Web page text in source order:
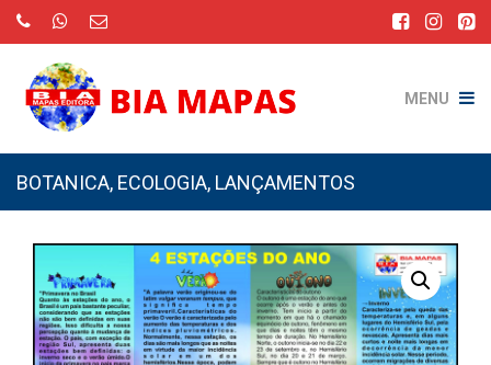
MENU
BOTANICA, ECOLOGIA, LANÇAMENTOS